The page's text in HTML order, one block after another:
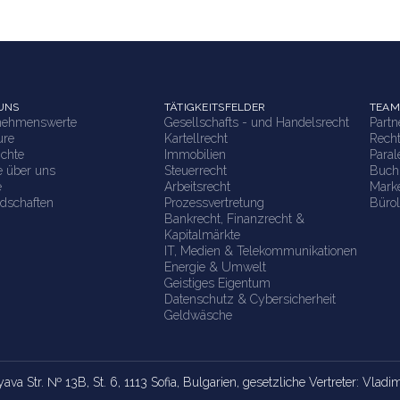
über uns
TÄTIGKEITSFELDER
Gesellschafts - und Handelsrecht
Kartellrecht
Immobilien
Steuerrecht
Arbeitsrecht
Prozessvertretung
Bankrecht, Finanzrecht &
Kapitalmärkte
IT, Medien & Telekommunikationen
Energie & Umwelt
Geistiges Eigentum
Datenschutz & Cybersicherheit
Geldwäsche
TEAM
Str. № 13B, St. 6, 1113 Sofia, Bulgarien, gesetzliche Vertreter: